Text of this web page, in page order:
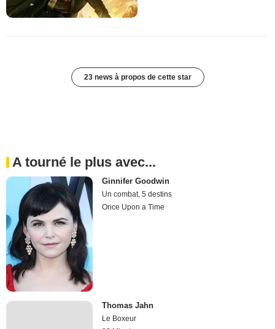
23 news à propos de cette star
A tourné le plus avec...
Ginnifer Goodwin
Un combat, 5 destins
Once Upon a Time
Thomas Jahn
Le Boxeur